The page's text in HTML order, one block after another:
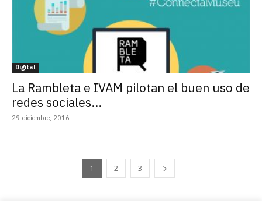
Digital
La Rambleta e IVAM pilotan el buen uso de
redes sociales...
29 diciembre, 2016
1 2 3